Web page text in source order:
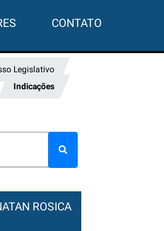
CONTATO
Legislativo
Indicações
ROSICA